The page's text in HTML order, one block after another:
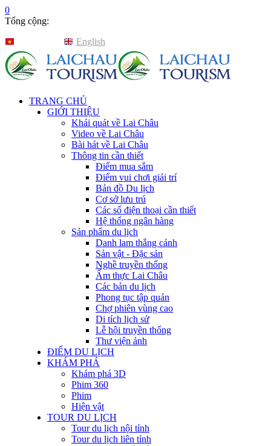
0
Tổng cộng:
English
TRANG CHỦ
GIỚI THIỆU
Khái quát về Lai Châu
Video về Lai Châu
Bài hát về Lai Châu
Thông tin cần thiết
Điểm mua sắm
Điểm vui chơi giải trí
Bản đồ Du lịch
Cơ sở lưu trú
Các số điện thoại cần thiết
Hệ thống ngân hàng
Sản phẩm du lịch
Danh lam thắng cảnh
Sản vật - Đặc sản
Nghề truyền thống
Ẩm thực Lai Châu
Các bản du lịch
Phong tục tập quán
Chợ phiên vùng cao
Di tích lịch sử
Lễ hội truyền thống
Thư viện ảnh
ĐIỂM DU LỊCH
KHÁM PHÁ
Khám phá 3D
Phim 360
Phim
Hiện vật
TOUR DU LỊCH
Tour du lịch nội tỉnh
Tour du lịch liên tỉnh